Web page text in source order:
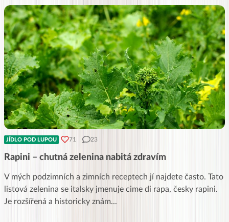
JÍDLO POD LUPOU 71 23
Rapini – chutná zelenina nabitá zdravím
V mých podzimních a zimních receptech jí najdete často. Tato
listová zelenina se italsky jmenuje cime di rapa, česky rapini.
Je rozšířená a historicky znám...